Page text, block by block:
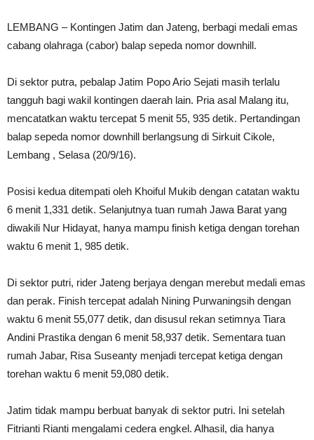
LEMBANG – Kontingen Jatim dan Jateng, berbagi medali emas
cabang olahraga (cabor) balap sepeda nomor downhill.
Di sektor putra, pebalap Jatim Popo Ario Sejati masih terlalu
tangguh bagi wakil kontingen daerah lain. Pria asal Malang itu,
mencatatkan waktu tercepat 5 menit 55, 935 detik. Pertandingan
balap sepeda nomor downhill berlangsung di Sirkuit Cikole,
Lembang , Selasa (20/9/16).
Posisi kedua ditempati oleh Khoiful Mukib dengan catatan waktu
6 menit 1,331 detik. Selanjutnya tuan rumah Jawa Barat yang
diwakili Nur Hidayat, hanya mampu finish ketiga dengan torehan
waktu 6 menit 1, 985 detik.
Di sektor putri, rider Jateng berjaya dengan merebut medali emas
dan perak. Finish tercepat adalah Nining Purwaningsih dengan
waktu 6 menit 55,077 detik, dan disusul rekan setimnya Tiara
Andini Prastika dengan 6 menit 58,937 detik. Sementara tuan
rumah Jabar, Risa Suseanty menjadi tercepat ketiga dengan
torehan waktu 6 menit 59,080 detik.
Jatim tidak mampu berbuat banyak di sektor putri. Ini setelah
Fitrianti Rianti mengalami cedera engkel. Alhasil, dia hanya